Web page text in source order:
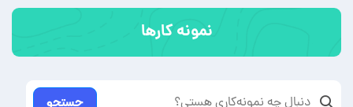
نمونه کارها
جستجو